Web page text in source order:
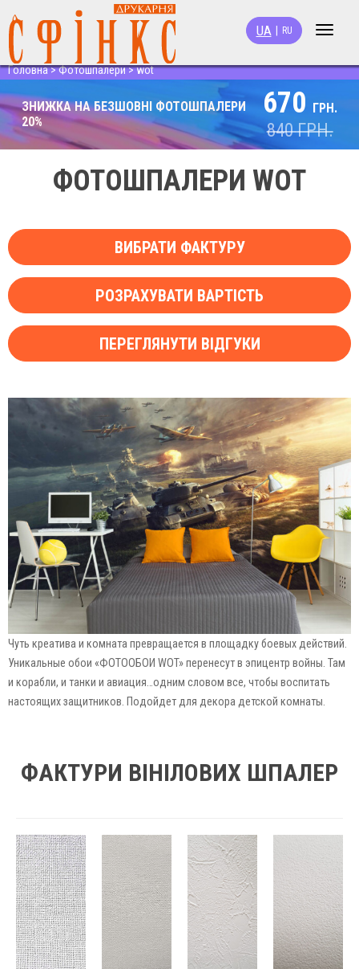
Toggle
UA RU
Головна>Фотошпалери>wot
ЗНИЖКА НА БЕЗШОВНІ ФОТОШПАЛЕРИ
20%
670 ГРН.
840ГРН.
ФОТОШПАЛЕРИ WOT
ВИБРАТИ ФАКТУРУ
РОЗРАХУВАТИ ВАРТІСТЬ
ПЕРЕГЛЯНУТИ ВІДГУКИ
Чуть креатива и комната превращается в площадку боевых действий.
Уникальные обои «ФОТООБОИ WOT» перенесут в эпицентр войны. Там
и корабли, и танки и авиация…одним словом все, чтобы воспитать
настоящих защитников. Подойдет для декора детской комнаты.
ФАКТУРИ ВІНІЛОВИХ ШПАЛЕР